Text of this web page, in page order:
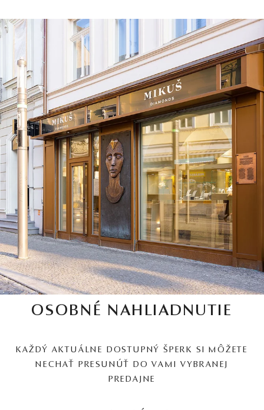
OSOBNÉ NAHLIADNUTIE
KAŽDÝ AKTUÁLNE DOSTUPNÝ ŠPERK SI MÔŽETE
NECHAŤ PRESUNÚŤ DO VAMI VYBRANEJ
PREDAJNE